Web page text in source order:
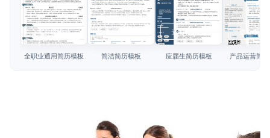
简历模板
简历教程
查看模板
全职业通用简历模板
查看模板
简洁简历模板
查看模板
应届生简历模板
查看模板
产品运营简